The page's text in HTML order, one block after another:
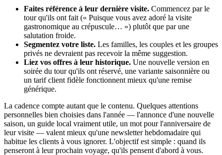
Faites référence à leur dernière visite. Commencez par le
tour qu'ils ont fait (« Puisque vous avez adoré la visite
gastronomique au crépuscule… ») plutôt que par une
salutation froide.
Segmentez votre liste. Les familles, les couples et les groupes
privés ne devraient pas recevoir la même suggestion.
Liez vos offres à leur historique. Une nouvelle version en
soirée du tour qu'ils ont réservé, une variante saisonnière ou
un tarif client fidèle fonctionnent mieux qu'une remise
générique.
La cadence compte autant que le contenu. Quelques attentions
personnelles bien choisies dans l'année — l'annonce d'une nouvelle
saison, un guide local vraiment utile, un mot pour l'anniversaire de
leur visite — valent mieux qu'une newsletter hebdomadaire qui
habitue les clients à vous ignorer. L'objectif est simple : quand ils
penseront à leur prochain voyage, qu'ils pensent d'abord à vous.